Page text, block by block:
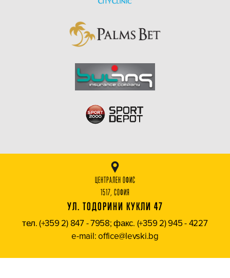
ЦЕНТРАЛЕН ОФИС
1517, СОФИЯ
УЛ. ТОДОРИНИ КУКЛИ 47
тел. (+359 2) 847 - 7958; факс. (+359 2) 945 - 4227
e-mail: office@levski.bg